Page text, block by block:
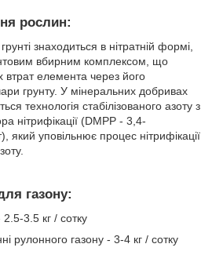
рослин:
знаходиться в нітратній формі,
вбирним комплексом, що
втрат елемента через його
грунту. У мінеральних добривах
технологія стабілізованого азоту з
нітрифікації (DMPP - 3,4-
який уповільнює процес нітрифікації
газону:
3.5 кг / сотку
рулонного газону - 3-4 кг / сотку